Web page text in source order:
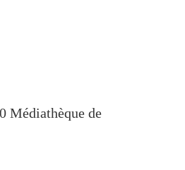
Médiathèque de